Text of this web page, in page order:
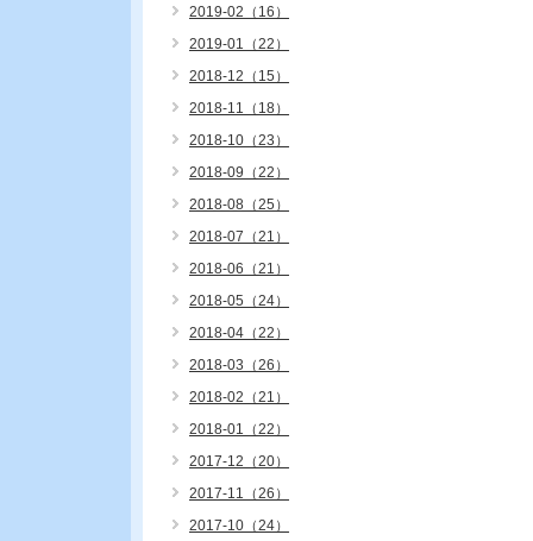
2019-02（16）
2019-01（22）
2018-12（15）
2018-11（18）
2018-10（23）
2018-09（22）
2018-08（25）
2018-07（21）
2018-06（21）
2018-05（24）
2018-04（22）
2018-03（26）
2018-02（21）
2018-01（22）
2017-12（20）
2017-11（26）
2017-10（24）